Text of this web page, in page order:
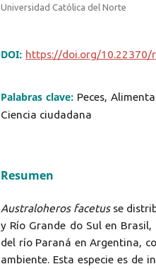
Universidad Católica del Norte
DOI: https://doi.org/10.22370/
Palabras clave: Peces,
Ciencia ciudadana
Resumen
Australoheros facetusse
y Río Grande do Sul en
del río Paraná en Argentina,
ambiente. Esta especie es de